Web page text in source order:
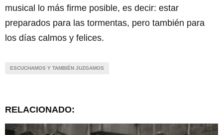
musical lo más firme posible, es decir: estar
preparados para las tormentas, pero también para
los días calmos y felices.
ESCUCHAMOS Y TAMBIÉN JUZGAMOS
RELACIONADO: